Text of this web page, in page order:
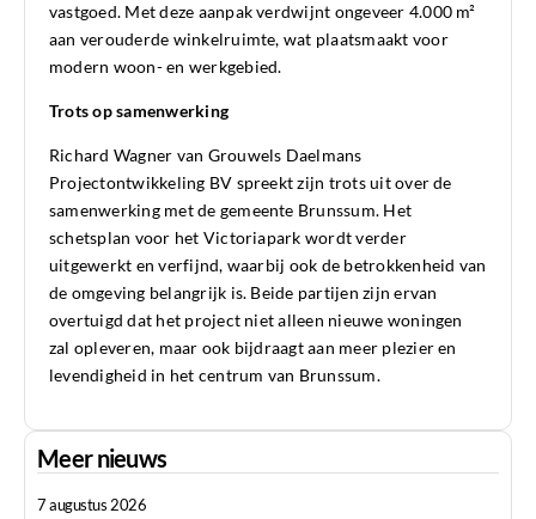
vastgoed. Met deze aanpak verdwijnt ongeveer 4.000 m²
aan verouderde winkelruimte, wat plaatsmaakt voor
modern woon- en werkgebied.
Trots op samenwerking
Richard Wagner van Grouwels Daelmans
Projectontwikkeling BV spreekt zijn trots uit over de
samenwerking met de gemeente Brunssum. Het
schetsplan voor het Victoriapark wordt verder
uitgewerkt en verfijnd, waarbij ook de betrokkenheid van
de omgeving belangrijk is. Beide partijen zijn ervan
overtuigd dat het project niet alleen nieuwe woningen
zal opleveren, maar ook bijdraagt aan meer plezier en
levendigheid in het centrum van Brunssum.
Meer nieuws
7 augustus 2026